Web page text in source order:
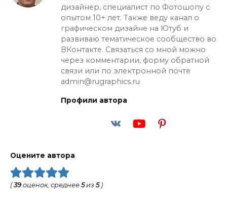
дизайнер, специалист по Фотошопу с
опытом 10+ лет. Также веду канал о
графическом дизайне на Ютуб и
развиваю тематическое сообщество во
ВКонтакте. Связаться со мной можно
через комментарии, форму обратной
связи или по электронной почте
admin@rugraphics.ru
Профили автора
Оцените автора
(39 оценок, среднее 5из 5)